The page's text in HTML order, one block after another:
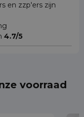
en zzp'ers zijn
4.7/5
voorraad